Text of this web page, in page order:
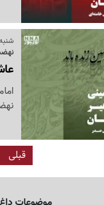
شنبه 1405/04/13 ساعت
قبلی